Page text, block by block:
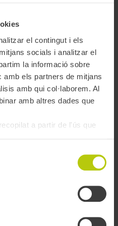
el contingut i els
socials i analitzar el
la informació sobre
els partners de mitjans
amb qui col·laborem. Al
amb altres dades que
a partir de l'ús que
mobilitat
.
’, i memoritza el PIN que et
la targeta, prem el botó ‘Activar
per introduir el PIN.